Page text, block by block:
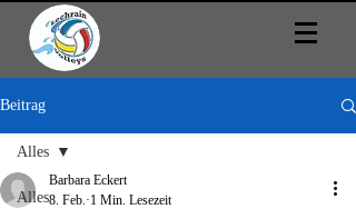
Beitrag
Alles
Alles
Barbara Eckert
8. Feb. 1 Min. Lesezeit